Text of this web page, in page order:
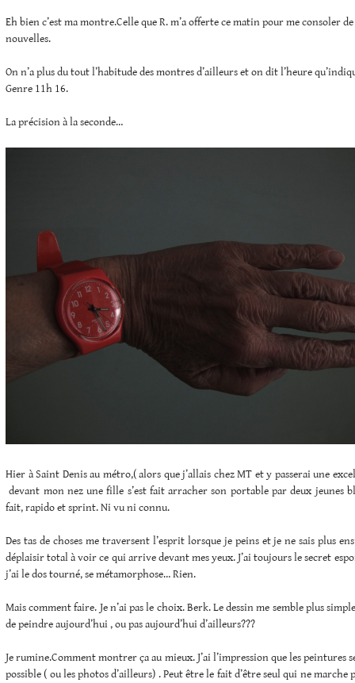
Eh bien c’est ma montre.Celle que R. m’a offerte ce matin pour me consoler de
nouvelles.
On n’a plus du tout l’habitude des montres d’ailleurs et on dit l’heure
Genre 11h 16.
La précision à la seconde…
Hier à Saint Denis au métro,( alors que j’allais chez MT et y passerai une
devant mon nez une fille s’est fait arracher son portable par deux jeunes
fait, rapido et sprint. Ni vu ni connu.
Des tas de choses me traversent l’esprit lorsque je peins et je ne sais plus
déplaisir total à voir ce qui arrive devant mes yeux. J’ai toujours le secret
j’ai le dos tourné, se métamorphose… Rien.
Mais comment faire. Je n’ai pas le choix. Berk. Le dessin me semble plus
de peindre aujourd’hui , ou pas aujourd’hui d’ailleurs???
Je rumine.Comment montrer ça au mieux. J’ai l’impression que les peintures
possible ( ou les photos d’ailleurs) . Peut être le fait d’être seul qui ne marche